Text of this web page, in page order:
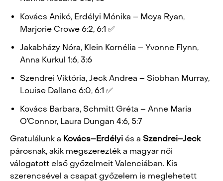
Kovács Anikó, Erdélyi Mónika – Moya Ryan,
Marjorie Crowe 6:2, 6:1 ✅
Jakabházy Nóra, Klein Kornélia – Yvonne Flynn,
Anna Kurkul 1:6, 3:6
Szendrei Viktória, Jeck Andrea – Siobhan Murray,
Louise Dallane 6:0, 6:1 ✅
Kovács Barbara, Schmitt Gréta – Anne Maria
O’Connor, Laura Dungan 4:6, 5:7
Gratulálunk a Kovács–Erdélyi és a Szendrei–Jeck
párosnak, akik megszerezték a magyar női
válogatott első győzelmeit Valenciában. Kis
szerencsével a csapat győzelem is meglehetett